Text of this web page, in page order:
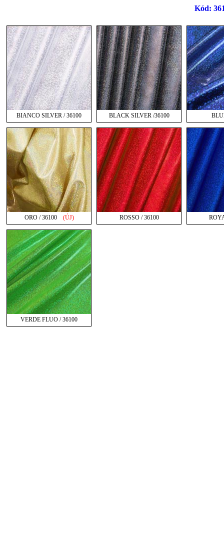
Kód:
BIANCO SILVER / 36100 BLACK SILVER /36100
ORO / 36100 (ÚJ) ROSSO / 36100
VERDE FLUO / 36100